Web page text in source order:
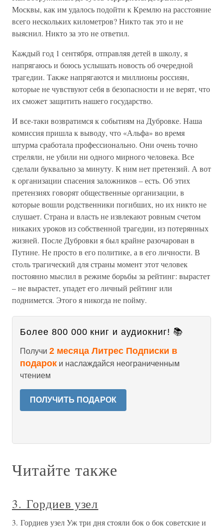
Москвы, как им удалось подойти к Кремлю на расстояние
всего нескольких километров? Никто так это и не
выяснил. Никто за это не ответил.
Каждый год 1 сентября, отправляя детей в школу, я
напрягаюсь и боюсь услышать новость об очередной
трагедии. Также напрягаются и миллионы россиян,
которые не чувствуют себя в безопасности и не верят, что
их сможет защитить нашего государство.
И все-таки возвратимся к событиям на Дубровке. Наша
комиссия пришла к выводу, что «Альфа» во время
штурма сработала профессионально. Они очень точно
стреляли, не убили ни одного мирного человека. Все
сделали буквально за минуту. К ним нет претензий. А вот
к организации спасения заложников – есть. Об этих
претензиях говорят общественные организации, в
которые вошли родственники погибших, но их никто не
слушает. Страна и власть не извлекают ровным счетом
никаких уроков из собственной трагедии, из потерянных
жизней. После Дубровки я был крайне разочарован в
Путине. Не просто в его политике, а в его личности. В
столь трагический для страны момент этот человек
постоянно мыслил в режиме борьбы за рейтинг: вырастет
– не вырастет, упадет его личный рейтинг или
поднимется. Этого я никогда не пойму.
Более 800 000 книг и аудиокниг! 📚
Получи 2 месяца Литрес Подписки в
подарок и наслаждайся неограниченным
чтением
ПОЛУЧИТЬ ПОДАРОК
Читайте также
3. Гордиев узел
3. Гордиев узел Уж три дня стояли бок о бок советские и